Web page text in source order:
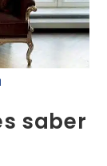
saber